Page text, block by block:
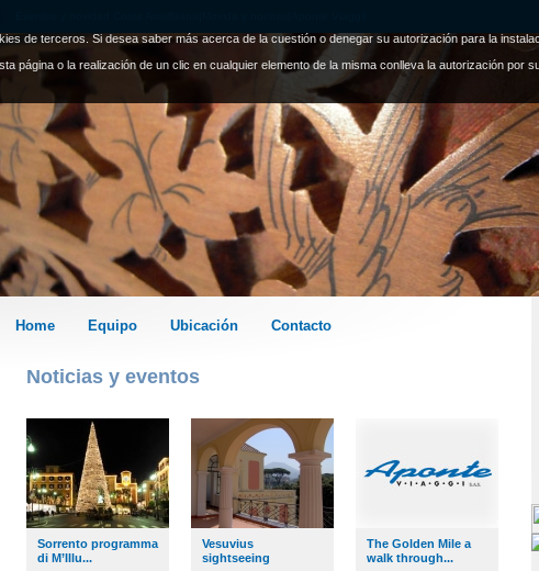
de terceros. Si desea saber más acerca de la cuestión o denegar su autorización para la
página o la realización de un clic en cualquier elemento de la misma conlleva la autorización por
Home Equipo Ubicación Contacto
Noticias y eventos
Sorrento programma
di M’Illu...
Vesuvius
sightseeing
The Golden Mile a
walk through...